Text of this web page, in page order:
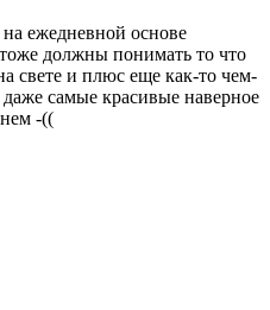
ежедневной основе
должны понимать то что
свете и плюс еще как-то чем-
самые красивые наверное
-((